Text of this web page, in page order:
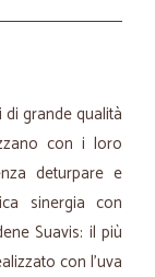
grande qualità
con i loro
deturpare e
sinergia con
Suavis: il più
con l'uva